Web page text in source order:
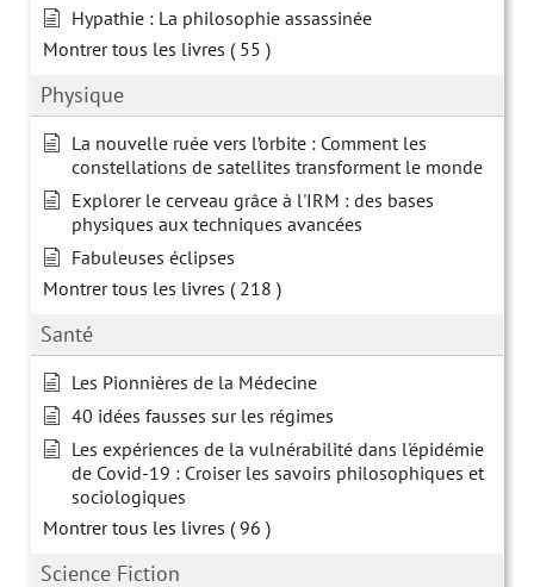
Hypathie : La philosophie assassinée
Montrer tous les livres ( 55 )
Physique
La nouvelle ruée vers l’orbite : Comment les
constellations de satellites transforment le monde
Explorer le cerveau grâce à l'IRM : des bases
physiques aux techniques avancées
Fabuleuses éclipses
Montrer tous les livres ( 218 )
Santé
Les Pionnières de la Médecine
40 idées fausses sur les régimes
Les expériences de la vulnérabilité dans l'épidémie
de Covid-19 : Croiser les savoirs philosophiques et
sociologiques
Montrer tous les livres ( 96 )
Science Fiction